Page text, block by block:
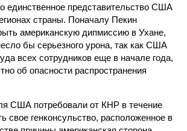
единственное представительство США
страны. Поначалу Пекин
американскую дипмиссию в Ухане,
бы серьезного урона, так как США
всех сотрудников еще в начале года,
об опасности распространения
США потребовали от КНР в течение
свое генконсульство, расположенное в